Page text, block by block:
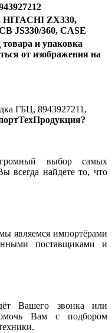
HITACHI ZX330,
JS330/360, CASE
и упаковка
от изображения на
ГБЦ, 8943927211,
выбор самых
всегда найдете то, что
являемся импортёрами
поставщиками и
Вашего звонка или
Вам с подбором